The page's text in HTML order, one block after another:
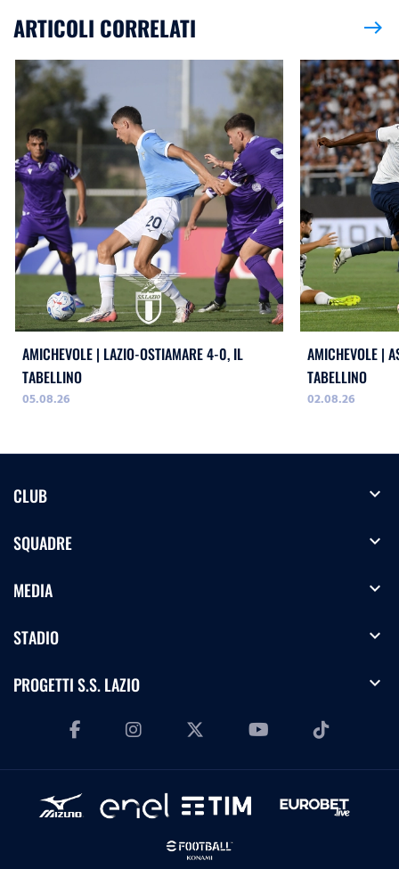
ARTICOLI CORRELATI east
AMICHEVOLE | LAZIO-OSTIAMARE 4-0, IL
TABELLINO
05.08.26
AMICHEVOLE |
TABELLINO
02.08.26
CLUB expand_more
SQUADRE expand_more
MEDIA expand_more
STADIO expand_more
PROGETTI S.S. LAZIO expand_more